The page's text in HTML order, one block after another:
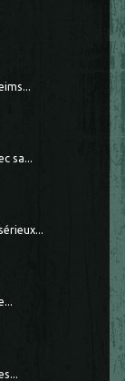
sa...